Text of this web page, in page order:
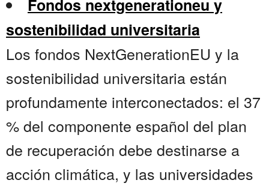
Fondos nextgenerationeu y
sostenibilidad universitaria
Los fondos NextGenerationEU y la
sostenibilidad universitaria están
profundamente interconectados: el 37
% del componente español del plan
de recuperación debe destinarse a
acción climática, y las universidades